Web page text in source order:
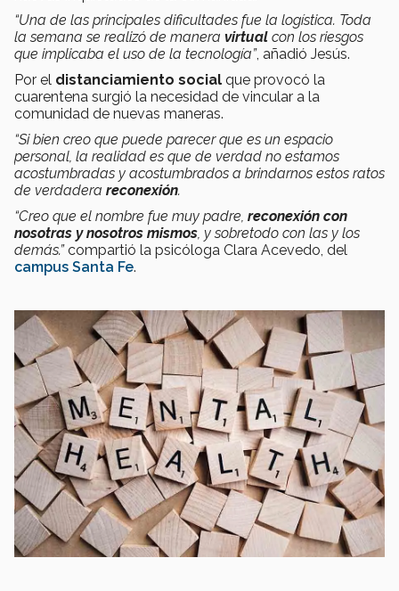
“Una de las principales dificultades fue la logística. Toda
la semana se realizó de manera virtual con los riesgos
que implicaba el uso de la tecnología”, añadió Jesús.
Por el distanciamiento social que provocó la
cuarentena surgió la necesidad de vincular a la
comunidad de nuevas maneras.
“Si bien creo que puede parecer que es un espacio
personal, la realidad es que de verdad no estamos
acostumbradas y acostumbrados a brindarnos estos ratos
de verdadera reconexión.
“Creo que el nombre fue muy padre, reconexión con
nosotras y nosotros mismos , y sobretodo con las y los
demás.”compartió la psicóloga Clara Acevedo, del
campus Santa Fe.